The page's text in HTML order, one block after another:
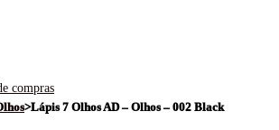
>Lápis 7 Olhos AD – Olhos – 002 Black